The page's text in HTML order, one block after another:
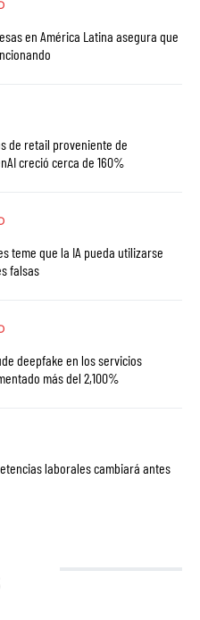
en América Latina asegura que
de retail proveniente de
creció cerca de 160%
teme que la IA pueda utilizarse
falsas
deepfake en los servicios
más del 2,100%
laborales cambiará antes